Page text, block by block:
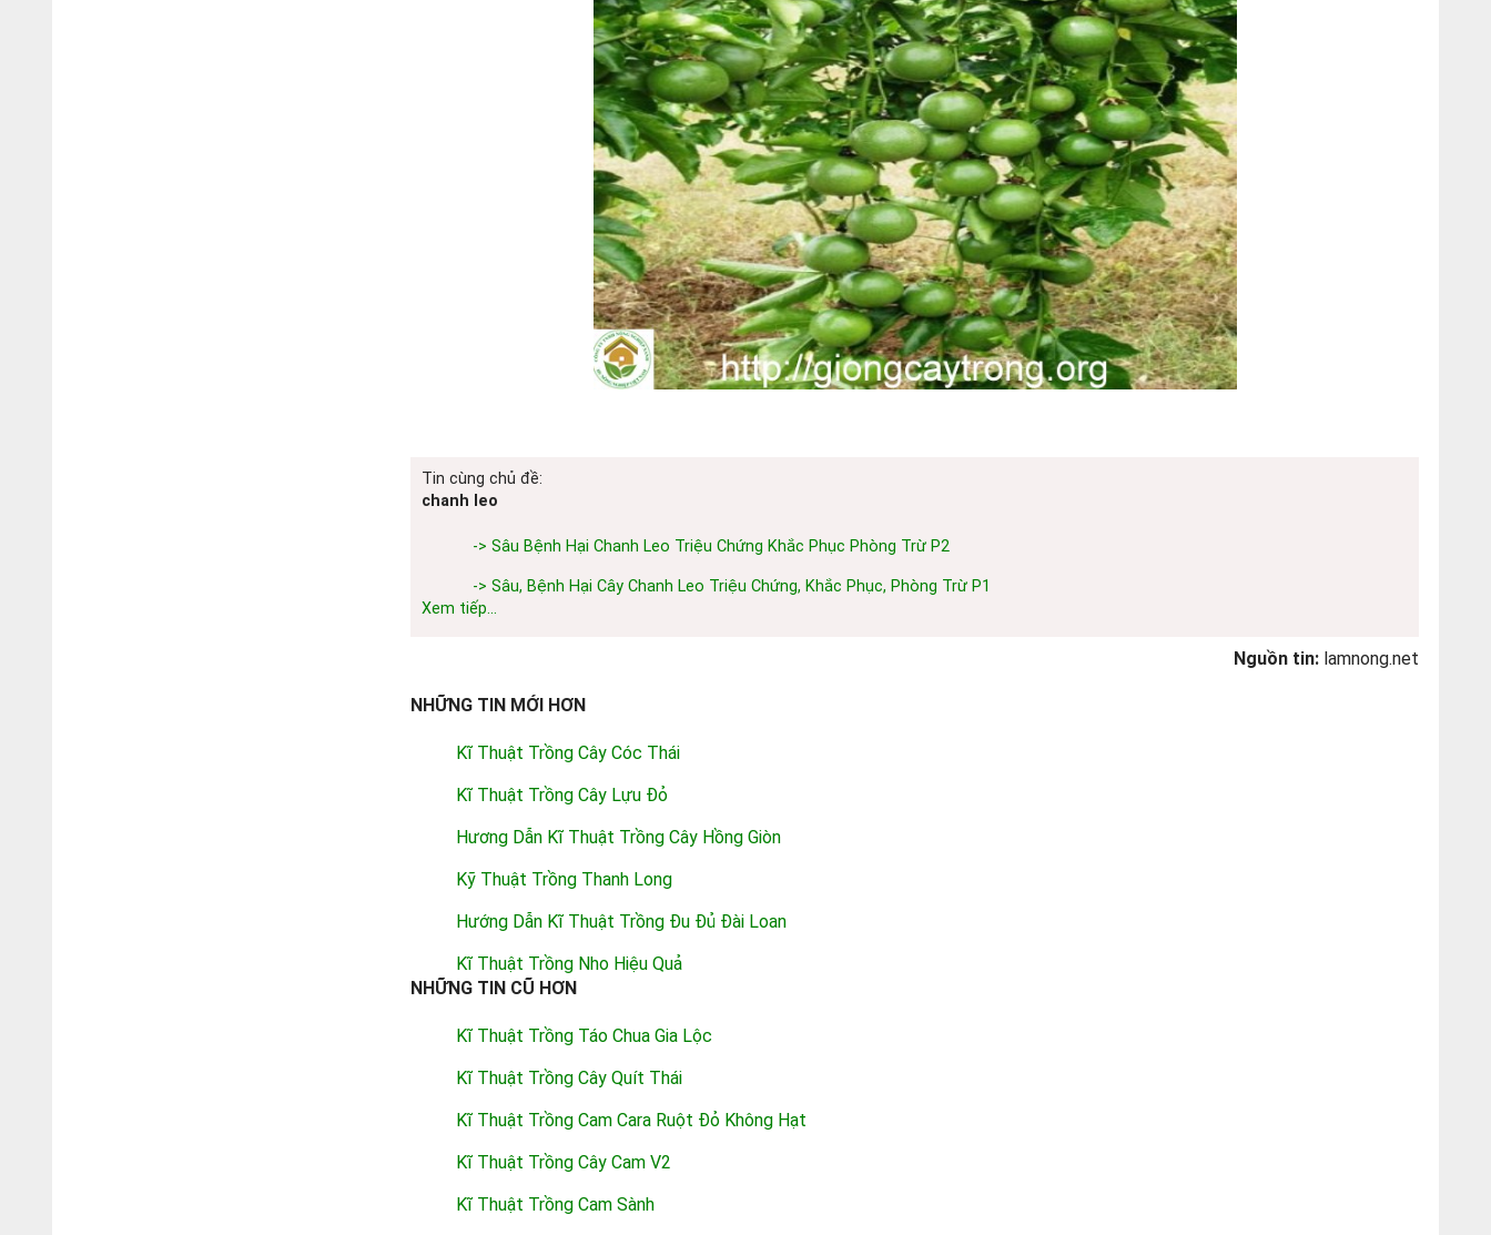
Tin cùng chủ đề:
chanh leo
-> Sâu Bệnh Hại Chanh Leo Triệu Chứng Khắc Phục Phòng Trừ P2
-> Sâu, Bệnh Hại Cây Chanh Leo Triệu Chứng, Khắc Phục, Phòng Trừ P1
Xem tiếp...
Nguồn tin: lamnong.net
NHỮNG TIN MỚI HƠN
Kĩ Thuật Trồng Cây Cóc Thái
Kĩ Thuật Trồng Cây Lựu Đỏ
Hương Dẫn Kĩ Thuật Trồng Cây Hồng Giòn
Kỹ Thuật Trồng Thanh Long
Hướng Dẫn Kĩ Thuật Trồng Đu Đủ Đài Loan
Kĩ Thuật Trồng Nho Hiệu Quả
NHỮNG TIN CŨ HƠN
Kĩ Thuật Trồng Táo Chua Gia Lộc
Kĩ Thuật Trồng Cây Quít Thái
Kĩ Thuật Trồng Cam Cara Ruột Đỏ Không Hạt
Kĩ Thuật Trồng Cây Cam V2
Kĩ Thuật Trồng Cam Sành